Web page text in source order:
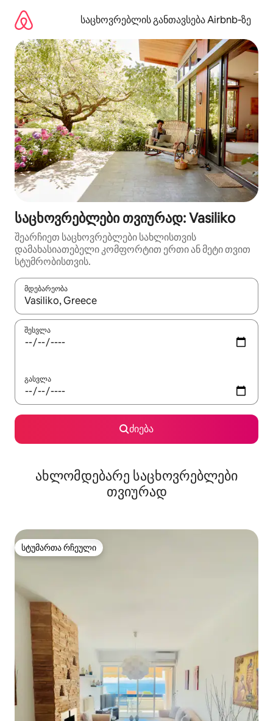
გადასვლა
საცხოვრებლის განთავსება Airbnb‑ზე
საცხოვრებლები თვიურად: Vasiliko
შეარჩიეთ საცხოვრებლები სახლისთვის
დამახასიათებელი კომფორტით ერთი ან მეტი თვით
სტუმრობისთვის.
მდებარეობა
როცა შედეგები ხელმისაწვდომი გახდება, ნავიგაციისთვის
შესვლა
გასვლა
ძიება
ახლომდებარე საცხოვრებლები
თვიურად
სტუმართა რჩეული
სტუმართა რჩეული